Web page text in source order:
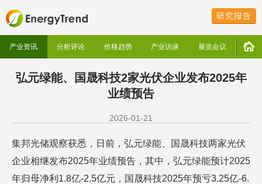
研究报告
产业资讯 分析评论 价格趋势 产业访谈 展览会议
弘元绿能、国晟科技2家光伏企业发布2025年
业绩预告
2026-01-21
集邦光储观察获悉，日前，弘元绿能、国晟科技两家光伏
企业相继发布2025年业绩预告，其中，弘元绿能预计2025
年归母净利1.8亿-2.5亿元，国晟科技2025年预亏3.25亿-6.